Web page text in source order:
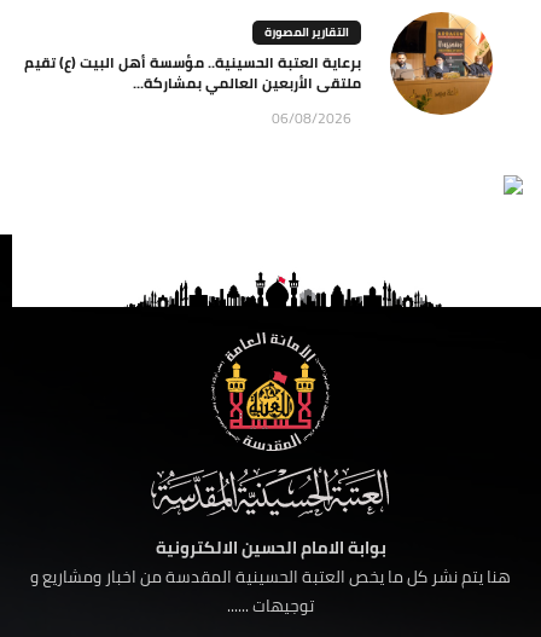
التقارير المصورة
برعاية العتبة الحسينية.. مؤسسة أهل البيت (ع) تقيم
ملتقى الأربعين العالمي بمشاركة...
06/08/2026
بوابة الامام الحسين الالكترونية
هنا يتم نشر كل ما يخص العتبة الحسينية المقدسة من اخبار ومشاريع و
توجيهات ......